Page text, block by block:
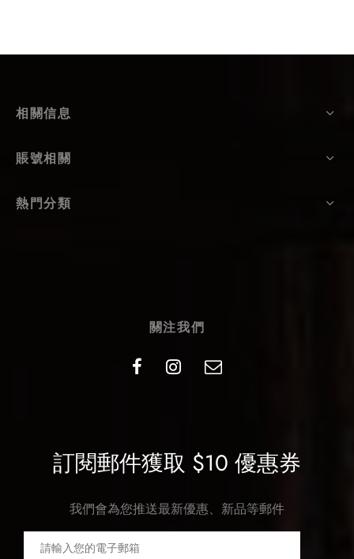
相關信息
賬號相關
熱門分類
關注我們
訂閱郵件獲取 $10 優惠券
我們會為您推送最新優惠、新品等郵件